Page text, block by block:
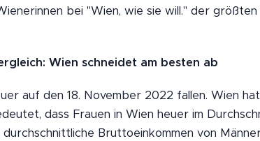
bei "Wien, wie sie will." der
Wien schneidet am besten ab
auf den 18. November 2022 fallen. Wien
dass Frauen in Wien heuer im
Bruttoeinkommen von